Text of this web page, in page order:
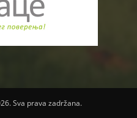
Sva prava zadržana.